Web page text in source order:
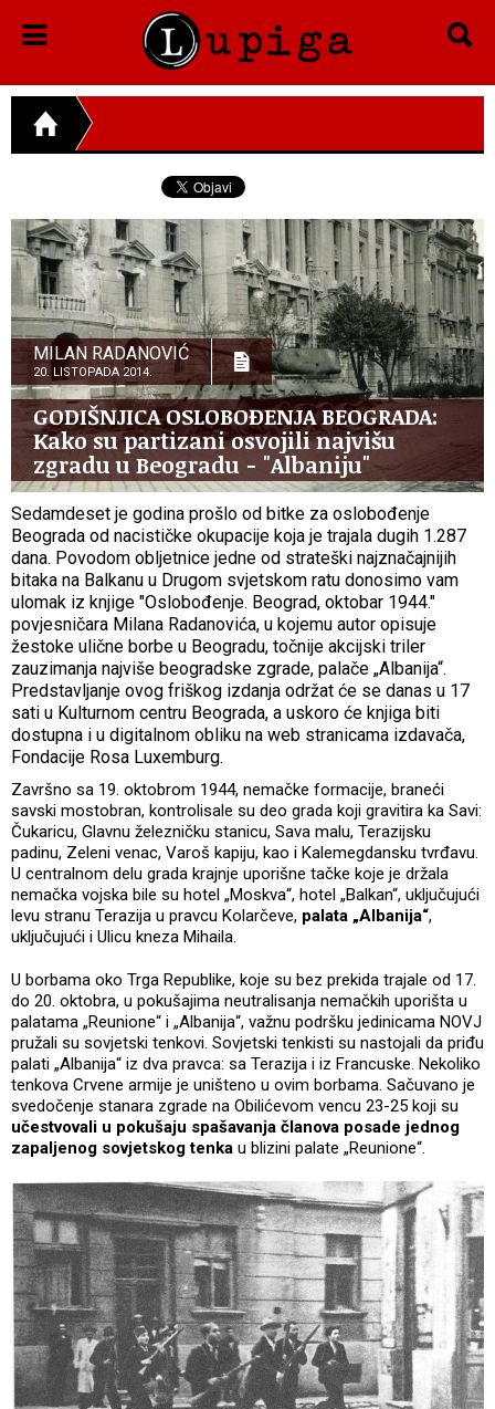
MILAN RADANOVIĆ
20. LISTOPADA 2014.
GODIŠNJICA OSLOBOĐENJA BEOGRADA:
Kako su partizani osvojili najvišu
zgradu u Beogradu - "Albaniju"
Sedamdeset je godina prošlo od bitke za oslobođenje
Beograda od nacističke okupacije koja je trajala dugih 1.287
dana. Povodom obljetnice jedne od strateški najznačajnijih
bitaka na Balkanu u Drugom svjetskom ratu donosimo vam
ulomak iz knjige "Oslobođenje. Beograd, oktobar 1944."
povjesničara Milana Radanovića, u kojemu autor opisuje
žestoke ulične borbe u Beogradu, točnije akcijski triler
zauzimanja najviše beogradske zgrade, palače „Albanija“.
Predstavljanje ovog friškog izdanja održat će se danas u 17
sati u Kulturnom centru Beograda, a uskoro će knjiga biti
dostupna i u digitalnom obliku na web stranicama izdavača,
Fondacije Rosa Luxemburg.
Završno sa 19. oktobrom 1944, nemačke formacije, braneći
savski mostobran, kontrolisale su deo grada koji gravitira ka Savi:
Čukaricu, Glavnu železničku stanicu, Sava malu, Terazijsku
padinu, Zeleni venac, Varoš kapiju, kao i Kalemegdansku tvrđavu.
U centralnom delu grada krajnje uporišne tačke koje je držala
nemačka vojska bile su hotel „Moskva“, hotel „Balkan“, uključujući
levu stranu Terazija u pravcu Kolarčeve, palata „Albanija“,
uključujući i Ulicu kneza Mihaila.
U borbama oko Trga Republike, koje su bez prekida trajale od 17.
do 20. oktobra, u pokušajima neutralisanja nemačkih uporišta u
palatama „Reunione“ i „Albanija“, važnu podršku jedinicama NOVJ
pružali su sovjetski tenkovi. Sovjetski tenkisti su nastojali da priđu
palati „Albanija“ iz dva pravca: sa Terazija i iz Francuske. Nekoliko
tenkova Crvene armije je uništeno u ovim borbama. Sačuvano je
svedočenje stanara zgrade na Obilićevom vencu 23-25 koji su
učestvovali u pokušaju spašavanja članova posade jednog
zapaljenog sovjetskog tenka u blizini palate „Reunione“.